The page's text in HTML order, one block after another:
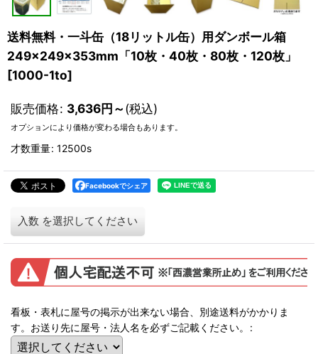
送料無料・一斗缶（18リットル缶）用ダンボール箱
249×249×353mm「10枚・40枚・80枚・120枚」
[1000-1to]
販売価格: 3,636円～(税込)
オプションにより価格が変わる場合もあります。
才数重量: 12500s
Facebookでシェア
入数 を選択してください
看板・表札に屋号の掲示が出来ない場合、別途送料がかかりま
す。お送り先に屋号・法人名を必ずご記載ください。
: